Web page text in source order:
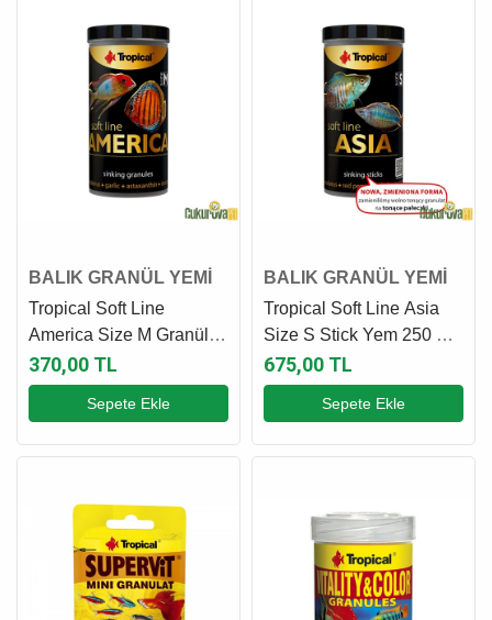
BALIK GRANÜL YEMİ
Tropical Soft Line
America Size M Granül
Yem 100 Ml - 60 Gr
370,00 TL
Sepete Ekle
BALIK GRANÜL YEMİ
Tropical Soft Line Asia
Size S Stick Yem 250 Ml
- 125 Gr
675,00 TL
Sepete Ekle